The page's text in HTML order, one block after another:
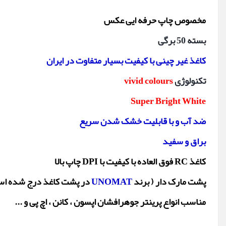
مخصوص چاپ حرفه ایی عکس
بسته 50 برگی
کاغذ غیر چینی با کیفیت بسیار متفاوت در ایران
تکنولوژیvivid colours
Super Bright White
ضد آب و با قابلیت خشک شدن سریع
براق و سفید
کاغذ RC فوق العاده با کیفیت با DPI چاپ بالا
پشت مارک دار ( برندUNOMATدر پشت کاغذ درج شده
مناسب انواع پرینتر جوهرافشان اپسون ، کانن ، اچ پی و ...